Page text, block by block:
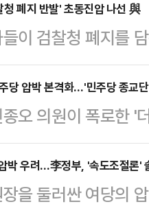
린 것으로 알려졌다
씨가 구속됐다. A
B양을 폭행해 숨
남해군의 한 병원
행 흔적을 보고 범
폐지 반발' 초동진압 나선 與
이 검찰청 폐지를
더불어민주당이
등 강경 대응에 나섰
을 우려해 서둘러
위원회는 1일 오후
항명한 검사들을 향
이성윤 의원은 이날
당 압박 본격화…'민주당 종교
오 의원이 폭로한 '
에 동원했다'는 의
나섰다. 진상규명 절
방침이다.국민의힘
박 우려…李정부, '속도조절론'
을 둘러싼 여당의